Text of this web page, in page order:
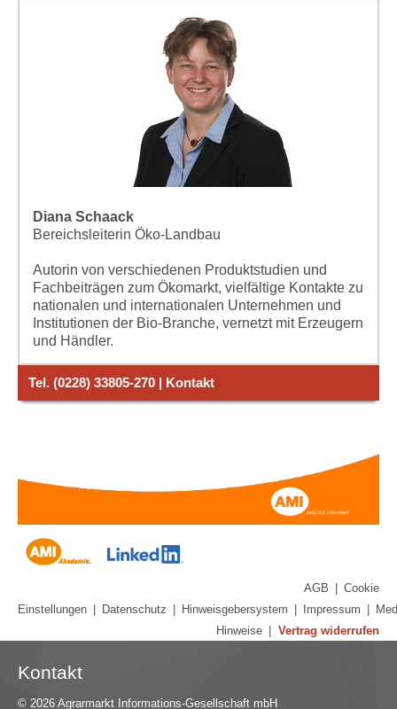
Diana Schaack
Bereichsleiterin Öko-Landbau
Autorin von verschiedenen Produktstudien und
Fachbeiträgen zum Ökomarkt, vielfältige Kontakte zu
nationalen und internationalen Unternehmen und
Institutionen der Bio-Branche, vernetzt mit Erzeugern
und Händler.
Tel. (0228) 33805-270 | Kontakt
AGB
Cookie
Einstellungen
Datenschutz Hinweisgebersystem Impressum
Hinweise
Vertrag widerrufen
Kontakt
© 2026 Agrarmarkt Informations-Gesellschaft mbH